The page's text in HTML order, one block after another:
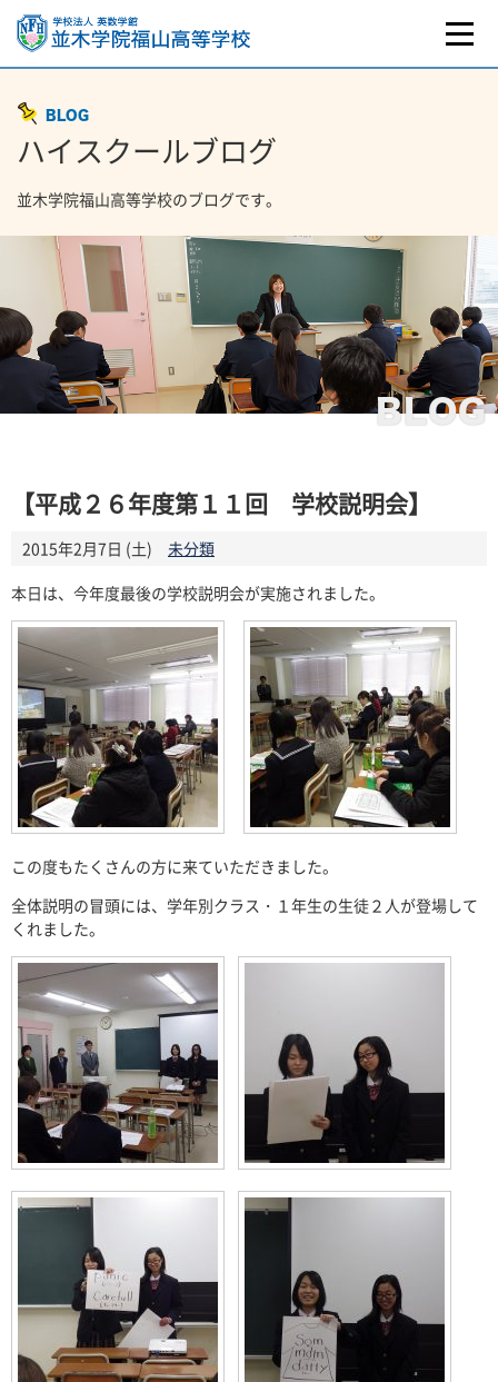
BLOG
BLOG
ハイスクールブログ
並木学院福山高等学校のブログです。
【平成２６年度第１１回 学校説明会】
2015年2月7日 (土)
未分類
本日は、今年度最後の学校説明会が実施されました。
この度もたくさんの方に来ていただきました。
全体説明の冒頭には、学年別クラス・１年生の生徒２人が登場して
くれました。